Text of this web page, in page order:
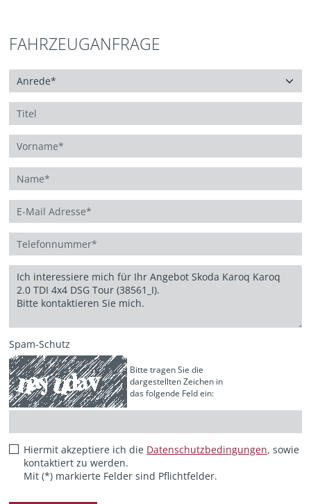
FAHRZEUGANFRAGE
Spam-Schutz
Bitte tragen Sie die
dargestellten Zeichen in
das folgende Feld ein:
Hiermit akzeptiere ich die Datenschutzbedingungen, sowie
kontaktiert zu werden.
Mit (*) markierte Felder sind Pflichtfelder.